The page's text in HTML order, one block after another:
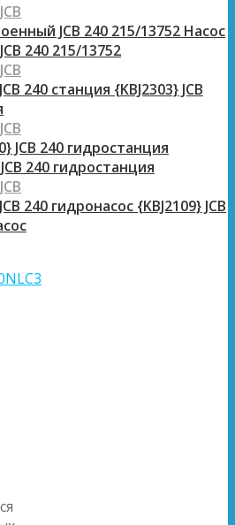
JCB
Насос
240 215/13752
JCB
{KBJ2303} JCB
JCB
240 гидростанция
JCB
{KBJ2109} JCB